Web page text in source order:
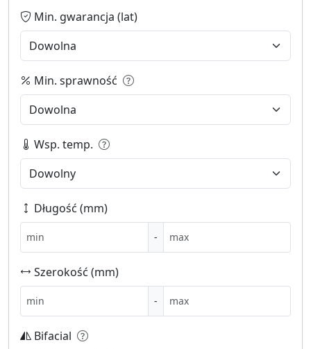
Min. gwarancja (lat)
Min. sprawność
Wsp. temp.
Długość (mm)
-
Szerokość (mm)
-
Bifacial